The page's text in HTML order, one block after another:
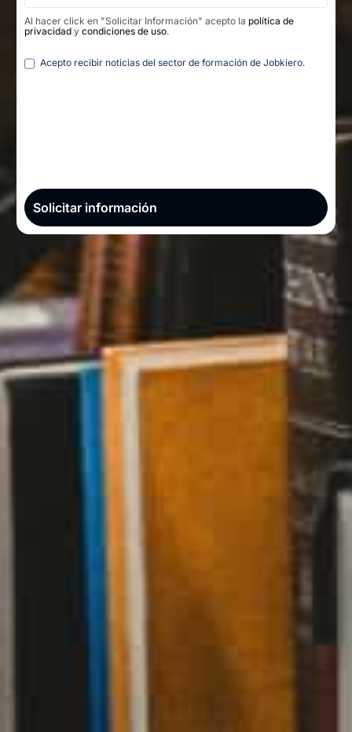
Al hacer click en "Solicitar Información" acepto la política de
privacidad y condiciones de uso.
Legal
Acepto recibir noticias del sector de formación de Jobkiero.